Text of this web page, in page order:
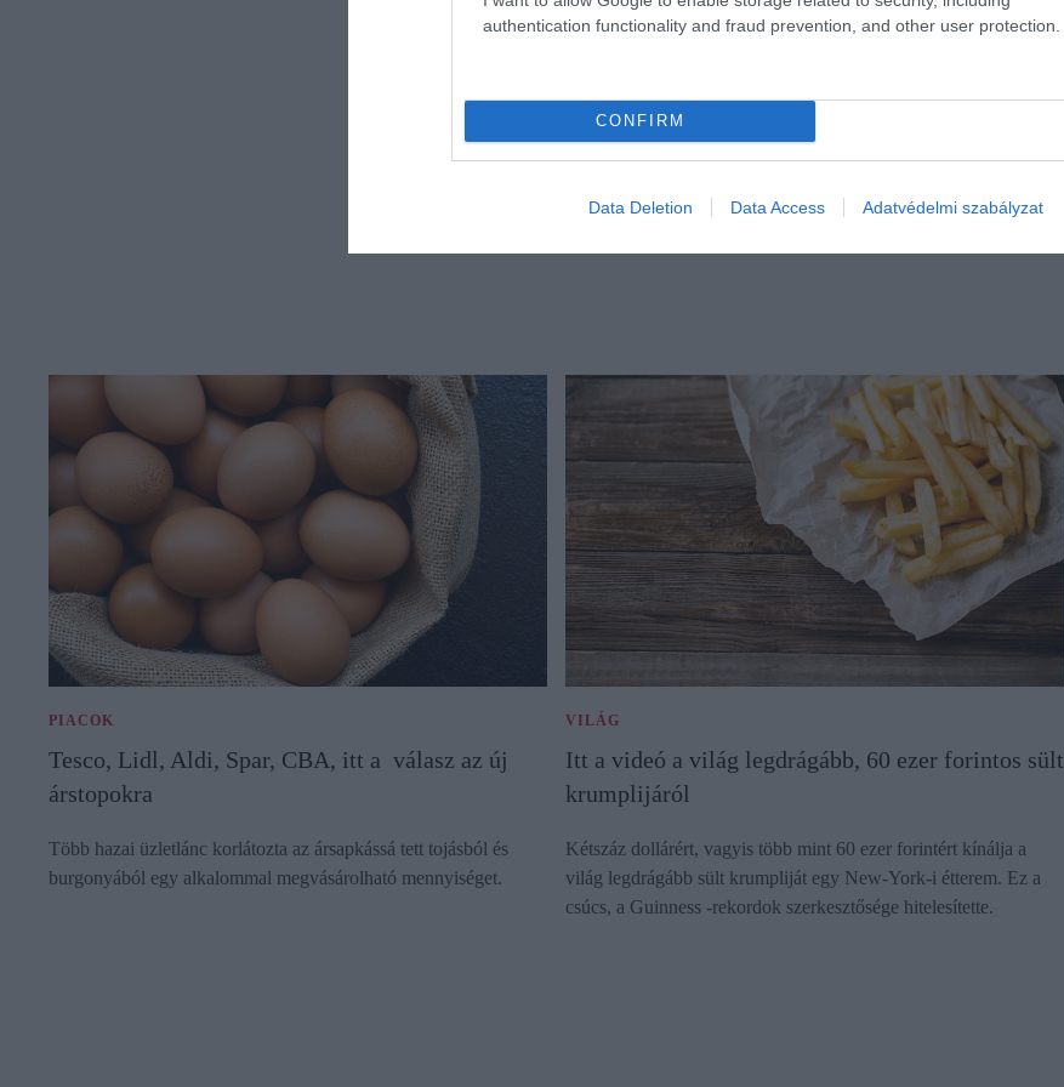
authentication functionality and fraud prevention, and other user protection.
CONFIRM
Data Deletion Data Access Adatvédelmi szabályzat
PIACOK
Tesco, Lidl, Aldi, Spar, CBA, itt a válasz az új
árstopokra
Több hazai üzletlánc korlátozta az ársapkássá tett tojásból és
burgonyából egy alkalommal megvásárolható mennyiséget.
VILÁG
Itt a videó a világ legdrágább, 60 ezer forintos sült
krumplijáról
Kétszáz dollárért, vagyis több mint 60 ezer forintért kínálja a
világ legdrágább sült krumpliját egy New-York-i étterem. Ez a
csúcs, a Guinness -rekordok szerkesztősége hitelesítette.